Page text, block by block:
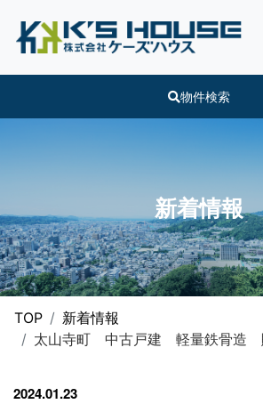
物件検索
新着情報
TOP
新着情報
太山寺町 中古戸建 軽量鉄骨造
2024.01.23